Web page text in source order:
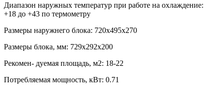
Диапазон наружных температур при работе на охлаждение:
+18 до +43 по термометру
Размеры наружнего блока: 720x495x270
Размеры блока, мм: 729x292x200
Рекомен- дуемая площадь, м2: 18-22
Потребляемая мощность, кВт: 0.71